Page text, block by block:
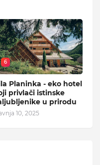
6
Planinka - eko hotel
privlači istinske
u prirodu
10, 2025